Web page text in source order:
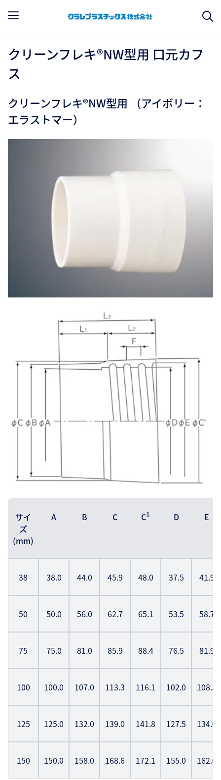
クリーンフレキ®NW型用 口元カフ
ス
クリーンフレキ®NW型用 （アイボリー：
エラストマー）
サイ
ズ
(mm)
A B C C1 D E
38 38.0 44.0 45.9 48.0 37.5 41.9
50 50.0 56.0 62.7 65.1 53.5 58.7
75 75.0 81.0 85.9 88.4 76.5 81.9
100 100.0 107.0 113.3 116.1 102.0 108.3
125 125.0 132.0 139.0 141.8 127.5 134.0
150 150.0 158.0 168.6 172.1 155.0 162.6